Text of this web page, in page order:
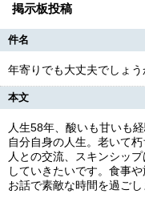
掲示板投稿
件名
年寄りでも大丈夫でしょ
本文
人生58年、酸いも甘いも
自分自身の人生。老いて
人との交流、スキンシッ
していきたいです。食事
お話で素敵な時間を過ご